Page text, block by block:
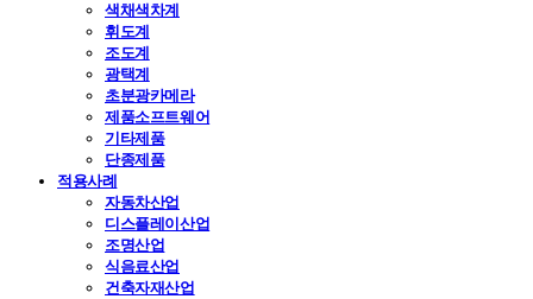
색채색차계
휘도계
조도계
광택계
초분광카메라
제품소프트웨어
기타제품
단종제품
적용사례
자동차산업
디스플레이산업
조명산업
식음료산업
건축자재산업